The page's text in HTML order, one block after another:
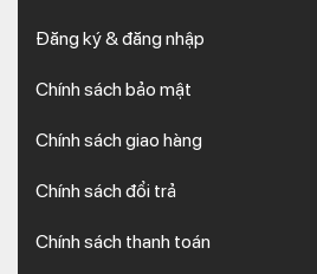
Đăng ký & đăng nhập
Chính sách bảo mật
Chính sách giao hàng
Chính sách đổi trả
Chính sách thanh toán